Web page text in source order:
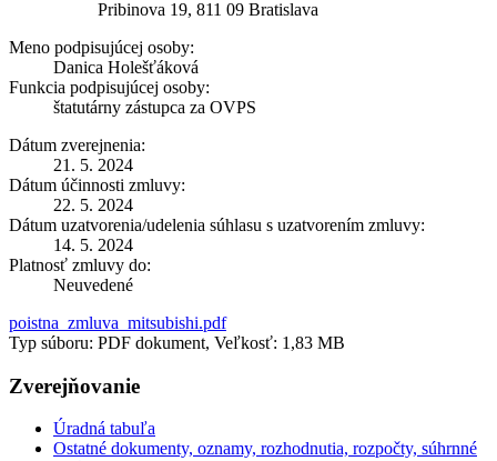
Pribinova 19, 811 09 Bratislava
Meno podpisujúcej osoby:
Danica Holešťáková
Funkcia podpisujúcej osoby:
štatutárny zástupca za OVPS
Dátum zverejnenia:
21. 5. 2024
Dátum účinnosti zmluvy:
22. 5. 2024
Dátum uzatvorenia/udelenia súhlasu s uzatvorením zmluvy:
14. 5. 2024
Platnosť zmluvy do:
Neuvedené
poistna_zmluva_mitsubishi.pdf
Typ súboru: PDF dokument, Veľkosť: 1,83 MB
Zverejňovanie
Úradná tabuľa
Ostatné dokumenty, oznamy, rozhodnutia, rozpočty, súhrnné